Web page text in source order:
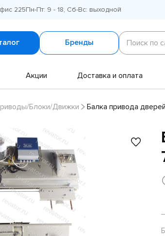
225Пн-Пт: 9 - 18, Сб-Вс: выходной
Бренды
Поиск
по
сайту
Поиск по
Акции Доставка и оплата
Блоки/Движки Балка привода